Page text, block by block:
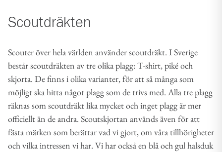
Scoutdräkten
Scouter över hela världen använder scoutdräkt. I Sverige
består scoutdräkten av tre olika plagg: T-shirt, piké och
skjorta. De finns i olika varianter, för att så många som
möjligt ska hitta något plagg som de trivs med. Alla tre plagg
räknas som scoutdräkt lika mycket och inget plagg är mer
officiellt än de andra. Scoutskjortan används även för att
fästa märken som berättar vad vi gjort, om våra tillhörigheter
och vilka intressen vi har. Vi har också en blå och gul halsduk